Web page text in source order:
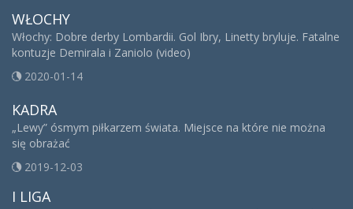
WŁOCHY
Włochy: Dobre derby Lombardii. Gol Ibry, Linetty bryluje. Fatalne
kontuzje Demirala i Zaniolo (video)
2020-01-14
KADRA
„Lewy” ósmym piłkarzem świata. Miejsce na które nie można
się obrażać
2019-12-03
I LIGA